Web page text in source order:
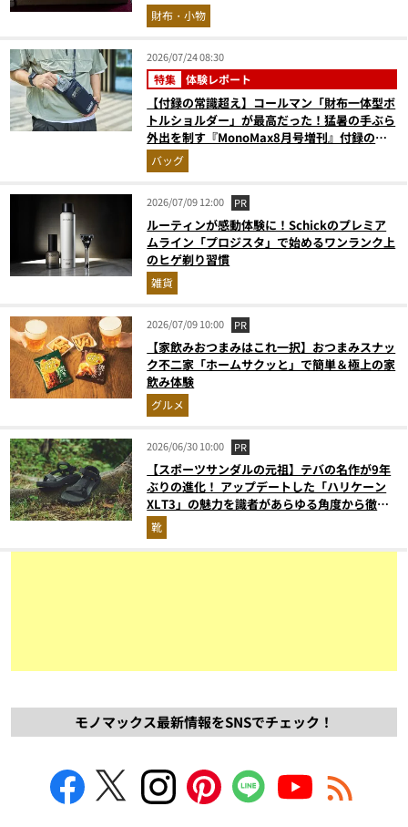
ッズに注目
財布・小物
2026/07/24 08:30
特集 体験レポート
【付録の常識超え】コールマン「財布一体型ボ
トルショルダー」が最高だった！猛暑の手ぶら
外出を制す『MonoMax8月号増刊』付録の実
力をスタイリストが徹底レポ
バッグ
2026/07/09 12:00 PR
ルーティンが感動体験に！Schickのプレミア
ムライン「プロジスタ」で始めるワンランク上
のヒゲ剃り習慣
雑貨
2026/07/09 10:00 PR
【家飲みおつまみはこれ一択】おつまみスナッ
ク不二家「ホームサクッと」で簡単＆極上の家
飲み体験
グルメ
2026/06/30 10:00 PR
【スポーツサンダルの元祖】テバの名作が9年
ぶりの進化！ アップデートした「ハリケーン
XLT3」の魅力を識者があらゆる角度から徹底
解説！
靴
モノマックス最新情報をSNSでチェック！